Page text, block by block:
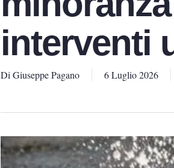
interventi
Di Giuseppe Pagano 6 Luglio 2026